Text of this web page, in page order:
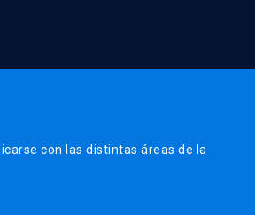
con las distintas áreas de la